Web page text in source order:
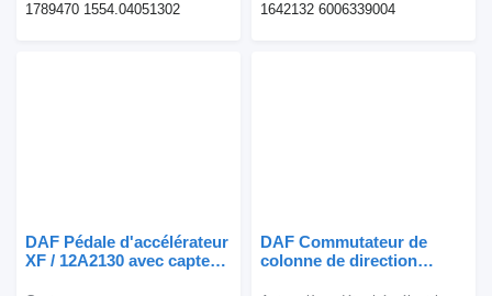
1789470 1554.04051302 1642132 6006339004
DAF Pédale d'accélérateur
XF / 12A2130 avec capteur
DAF Commutateur de
colonne de direction